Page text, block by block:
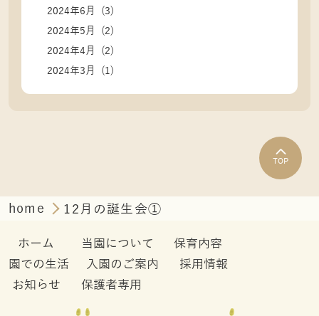
2024年6月 (3)
2024年5月 (2)
2024年4月 (2)
2024年3月 (1)
TOP
home 12月の誕生会①
ホーム 当園について
保育内容
園での生活
入園のご案内
採用情報
お知らせ
保護者専用